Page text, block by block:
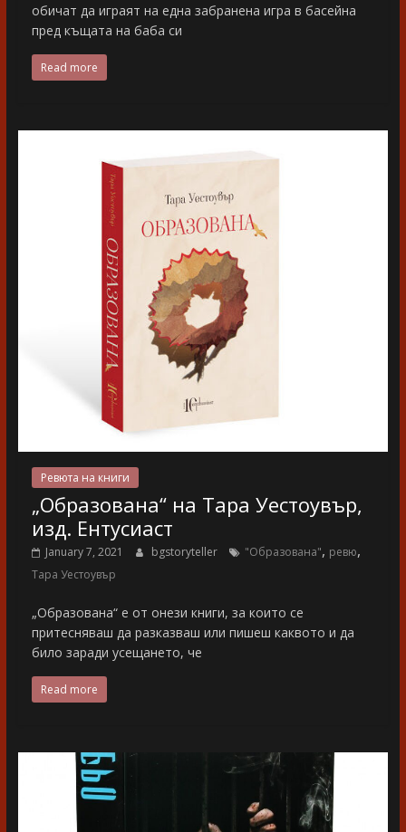
обичат да играят на една забранена игра в басейна
пред къщата на баба си
Read more
Ревюта на книги
„Образована“ на Тара Уестоувър,
изд. Ентусиаст
January 7, 2021 bgstoryteller "Образована", ревю,
Тара Уестоувър
„Образована“ е от онези книги, за които се
притесняваш да разказваш или пишеш каквото и да
било заради усещането, че
Read more